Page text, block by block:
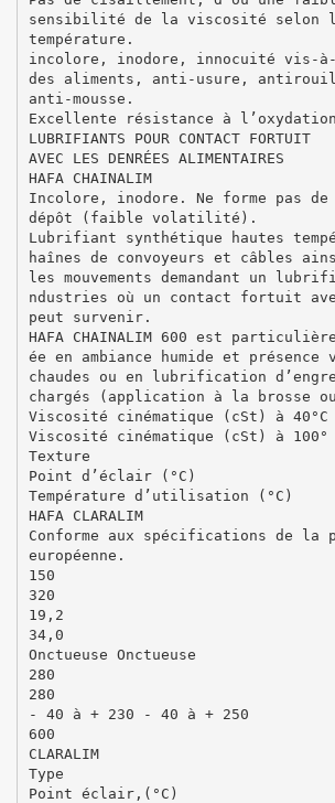
sensibilité de la viscosité selon
température.
incolore, inodore, innocuité vis-
des aliments, anti-usure,
anti-mousse.
Excellente résistance à
LUBRIFIANTS POUR CONTACT FORTUIT
AVEC LES DENRÉES ALIMENTAIRES
HAFA CHAINALIM
Incolore, inodore. Ne forme pas de
dépôt (faible volatilité).
Lubrifiant synthétique hautes
haînes de convoyeurs et câbles
les mouvements demandant un
ndustries où un contact fortuit
peut survenir.
HAFA CHAINALIM 600 est
ée en ambiance humide et présence
chaudes ou en lubrification
chargés (application à la brosse
Viscosité cinématique (cSt) à 40°C
Viscosité cinématique (cSt) à 100°
Texture
Point d’éclair (°C)
Température d’utilisation (°C)
HAFA CLARALIM
Conforme aux spécifications de la
européenne.
150
320
19,2
34,0
Onctueuse Onctueuse
280
280
- 40 à + 230 - 40 à + 250
600
CLARALIM
Type
Point éclair,(°C)